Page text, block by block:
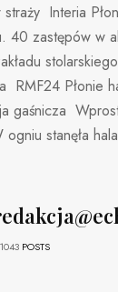
Interia
40 zastępów w
RMF24 Płonie
gaśnicza
stanęła
POSTS